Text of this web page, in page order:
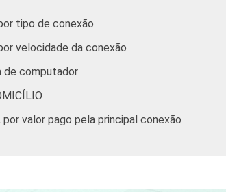
tipo de conexão
velocidade da conexão
de computador
valor pago pela principal conexão